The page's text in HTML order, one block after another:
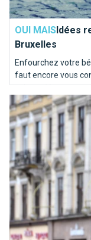
OUI MAIS Idées
Bruxelles
Enfourchez votre
faut encore vous
suivent. Vous
bienvenu à
Les cyclistes